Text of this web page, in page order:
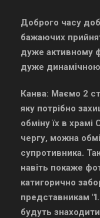
Доброго часу
бажаючих
дуже активному
дуже динамічною
Канва: Маємо 2
яку потрібно
обміну їх в
чергу, можна
супротивника.
навіть покаже
катигорично
представникам
будуть